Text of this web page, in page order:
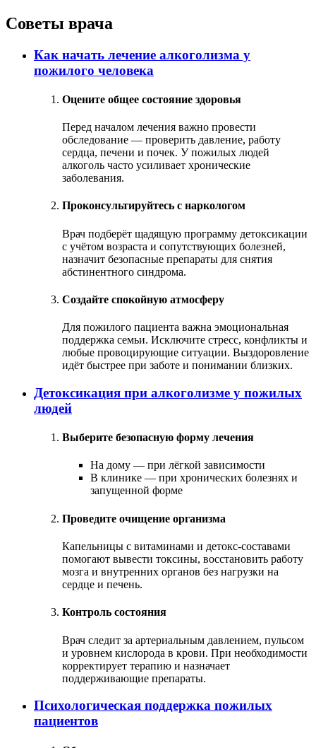
Советы врача
Как начать лечение алкоголизма у
пожилого человека
Оцените общее состояние здоровья
Перед началом лечения важно провести
обследование — проверить давление, работу
сердца, печени и почек. У пожилых людей
алкоголь часто усиливает хронические
заболевания.
Проконсультируйтесь с наркологом
Врач подберёт щадящую программу детоксикации
с учётом возраста и сопутствующих болезней,
назначит безопасные препараты для снятия
абстинентного синдрома.
Создайте спокойную атмосферу
Для пожилого пациента важна эмоциональная
поддержка семьи. Исключите стресс, конфликты и
любые провоцирующие ситуации. Выздоровление
идёт быстрее при заботе и понимании близких.
Детоксикация при алкоголизме у пожилых
людей
Выберите безопасную форму лечения
На дому — при лёгкой зависимости
В клинике — при хронических болезнях и
запущенной форме
Проведите очищение организма
Капельницы с витаминами и детокс-составами
помогают вывести токсины, восстановить работу
мозга и внутренних органов без нагрузки на
сердце и печень.
Контроль состояния
Врач следит за артериальным давлением, пульсом
и уровнем кислорода в крови. При необходимости
корректирует терапию и назначает
поддерживающие препараты.
Психологическая поддержка пожилых
пациентов